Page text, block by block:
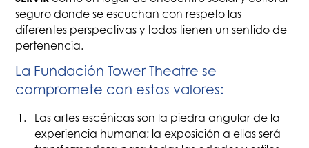
seguro donde se escuchan con respeto las
diferentes perspectivas y todos tienen un sentido de
pertenencia.
La Fundación Tower Theatre se
compromete con estos valores:
Las artes escénicas son la piedra angular de la
experiencia humana; la exposición a ellas será